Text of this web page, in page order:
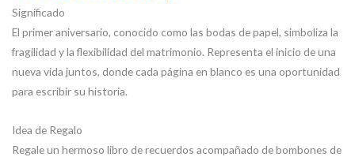
Significado
El primer aniversario, conocido como las bodas de papel, simboliza la
fragilidad y la flexibilidad del matrimonio. Representa el inicio de una
nueva vida juntos, donde cada página en blanco es una oportunidad
para escribir su historia.
Idea de Regalo
Regale un hermoso libro de recuerdos acompañado de bombones de